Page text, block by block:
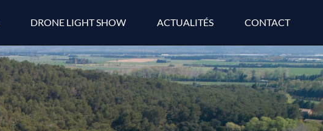
DRONE LIGHT SHOW ACTUALITÉS CONTACT